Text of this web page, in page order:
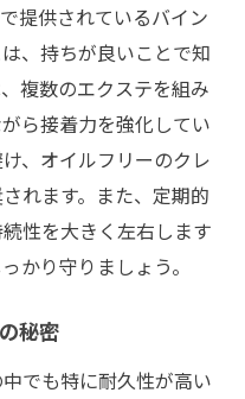
提供されているバイン
、持ちが良いことで知
複数のエクステを組み
ら接着力を強化してい
、オイルフリーのクレ
れます。また、定期的
性を大きく左右します
かり守りましょう。
秘密
でも特に耐久性が高い